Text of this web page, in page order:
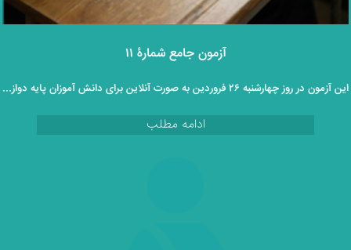
آزمون جامع شمارۀ ۱۱
این آزمون در روز چهارشنبه ۲۶ فروردین به صورت آنلاین برای دانش آموزان پایه دوازدهم برگزار خواهد گردید.
ادامه مطلب